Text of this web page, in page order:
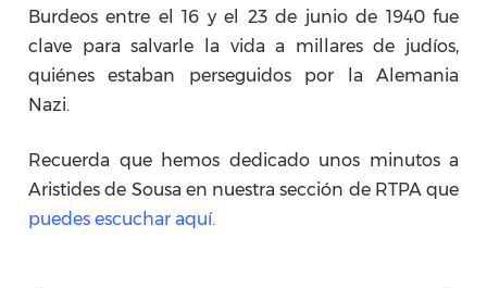
Burdeos entre el 16 y el 23 de junio de 1940 fue
clave para salvarle la vida a millares de judíos,
quiénes estaban perseguidos por la Alemania
Nazi.
Recuerda que hemos dedicado unos minutos a
Aristides de Sousa en nuestra sección de RTPA que
puedes escuchar aquí.